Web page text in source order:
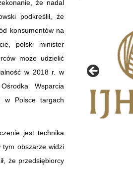
że nadal
podkreślił, że
konsumentów na
polski minister
może udzielić
w 2018 r. w
Wsparcia
w Polsce targach
jest technika
tym obszarze widzi
że przedsiębiorcy